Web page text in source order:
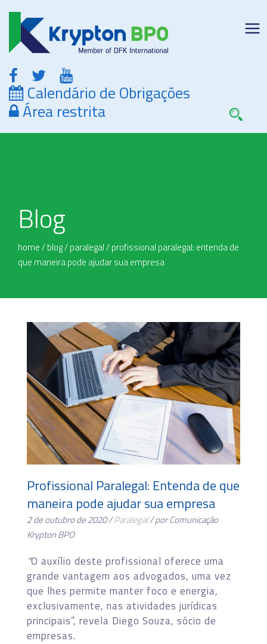
Calendário de Obrigações
Área restrita
Blog
home/blog/paralegal/profissional paralegal: entenda de
que maneira pode ajudar sua empresa
Profissional Paralegal: Entenda de que
maneira pode ajudar sua empresa
2 de outubro de 2020 /Paralegal/ por Comunicação
Krypton BPO
“O auxílio deste profissional oferece uma
grande vantagem aos advogados, uma vez
que lhes permite manter foco e energia,
exclusivamente, nas atividades jurídicas
principais”, revela Diego Souza, sócio de
empresas.